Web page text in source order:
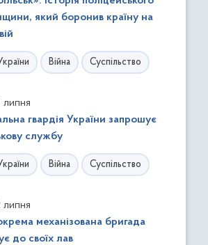
який боронив країну на
Війна Суспільство
липня
гвардія України запрошує
службу
Війна Суспільство
липня
механізована бригада
до своїх лав